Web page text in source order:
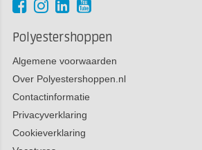
Polyestershoppen
Algemene voorwaarden
Over Polyestershoppen.nl
Contactinformatie
Privacyverklaring
Cookieverklaring